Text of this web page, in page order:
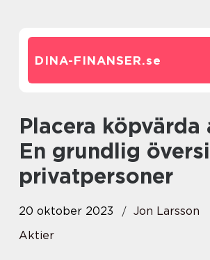
DINA-FINANSER.se
Placera köpvärda aktier:
En grundlig
privatpersoner
20 oktober 2023
Jon Larsson
Aktier